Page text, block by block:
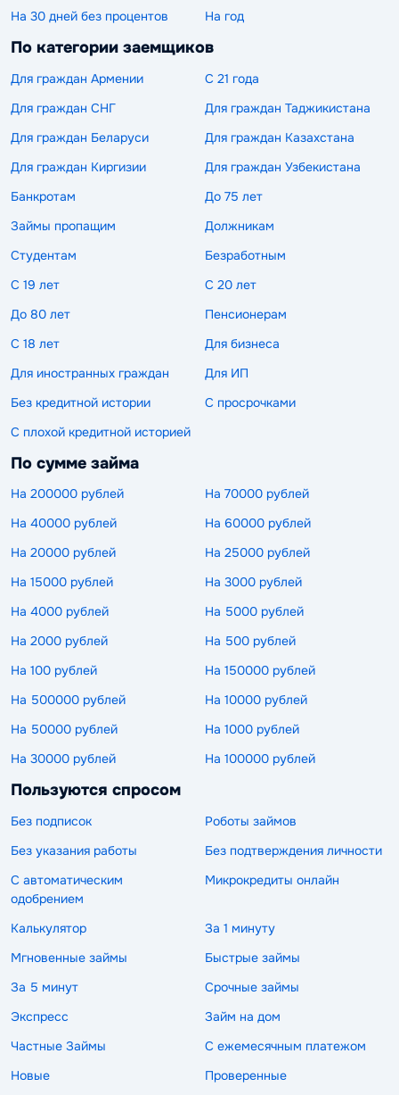
На 30 дней без процентов На год
По категории заемщиков
Для граждан Армении
С 21 года
Для граждан СНГ
Для граждан Таджикистана
Для граждан Беларуси
Для граждан Казахстана
Для граждан Киргизии
Для граждан Узбекистана
Банкротам
До 75 лет
Займы пропащим
Должникам
Студентам
Безработным
С 19 лет
С 20 лет
До 80 лет
Пенсионерам
С 18 лет
Для бизнеса
Для иностранных граждан
Для ИП
Без кредитной истории
С просрочками
С плохой кредитной историей
По сумме займа
На 200000 рублей
На 70000 рублей
На 40000 рублей
На 60000 рублей
На 20000 рублей
На 25000 рублей
На 15000 рублей
На 3000 рублей
На 4000 рублей
На 5000 рублей
На 2000 рублей
На 500 рублей
На 100 рублей
На 150000 рублей
На 500000 рублей
На 10000 рублей
На 50000 рублей
На 1000 рублей
На 30000 рублей
На 100000 рублей
Пользуются спросом
Без подписок
Роботы займов
Без указания работы
Без подтверждения личности
С автоматическим
одобрением
Микрокредиты онлайн
Калькулятор
За 1 минуту
Мгновенные займы
Быстрые займы
За 5 минут
Срочные займы
Экспресс
Займ на дом
Частные Займы
С ежемесячным платежом
Новые
Проверенные